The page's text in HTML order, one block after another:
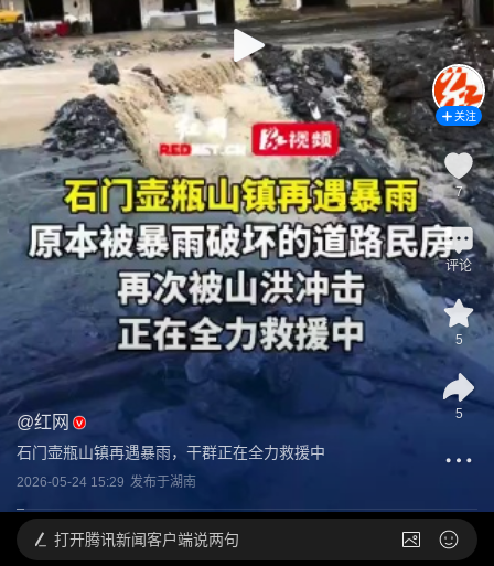
@红网
石门壶瓶山镇再遇暴雨，干群正在全力救援中
2026-05-24 15:29 发布于湖南
关注
7
评论
5
5
打开腾讯新闻客户端说两句